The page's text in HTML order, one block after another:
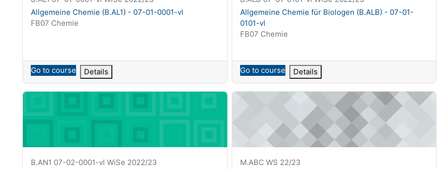
Nazwa kursu
Allgemeine Chemie (B.AL1) - 07-01-0001-vl
Kategoria kursu
FB07 Chemie
Go to course Details
Nazwa kursu
Allgemeine Chemie für Biologen (B.ALB) - 07-01-
0101-vl
Kategoria kursu
FB07 Chemie
Go to course Details
Analytische Chemie (B.AN1) - 07-02-0001-vl
Krótka nazwa kursu
B.AN1 07-02-0001-vl WiSe 2022/23
Angewandte Biochemie - M.BME8/MTB4 - 07-07-0213-vl
Krótka nazwa kursu
M.ABC WS 22/23